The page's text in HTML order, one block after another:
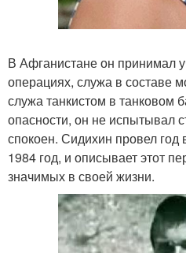
В Афганистане он принимал
операциях, служа в составе
служа танкистом в танковом
опасности, он не испытывал
спокоен. Сидихин провел
1984 год, и описывает этот
значимых в своей жизни.